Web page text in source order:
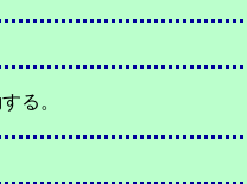
る。